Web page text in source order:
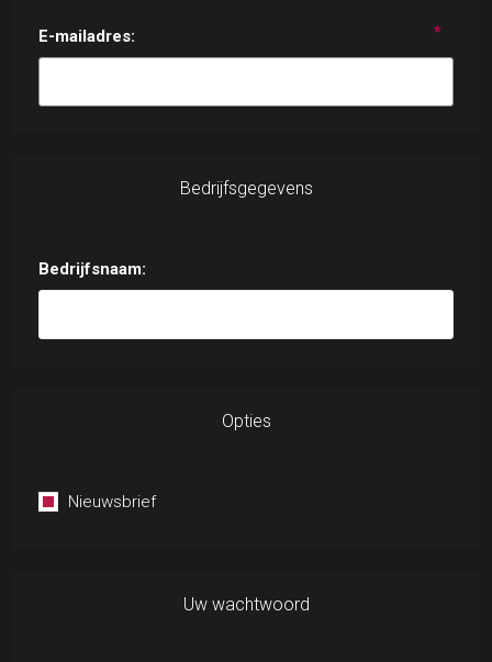
E-mailadres: *
Bedrijfsgegevens
Bedrijfsnaam:
Opties
Nieuwsbrief
Uw wachtwoord